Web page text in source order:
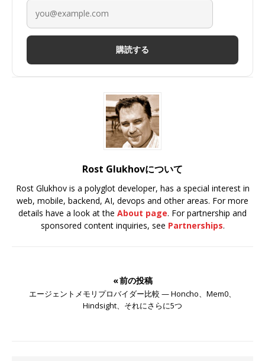
購読する
Rost Glukhovについて
Rost Glukhov is a polyglot developer, has a special interest in
web, mobile, backend, AI, devops and other areas. For more
details have a look at the About page. For partnership and
sponsored content inquiries, see Partnerships.
« 前の投稿
エージェントメモリプロバイダー比較 — Honcho、Mem0、
Hindsight、それにさらに5つ